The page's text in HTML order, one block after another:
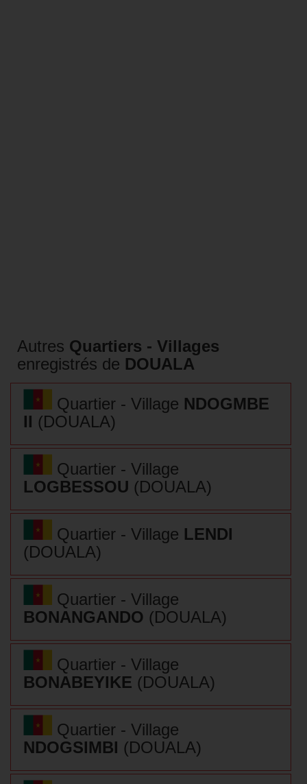
Autres Quartiers - Villages
enregistrés de DOUALA
Quartier - Village NDOGMBE
II (DOUALA)
Quartier - Village
LOGBESSOU (DOUALA)
Quartier - Village LENDI
(DOUALA)
Quartier - Village
BONANGANDO (DOUALA)
Quartier - Village
BONABEYIKE (DOUALA)
Quartier - Village
NDOGSIMBI (DOUALA)